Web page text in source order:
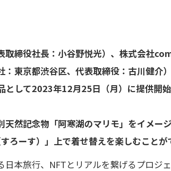
締役社長：小谷野悦光）、株式会社
東京都渋谷区、代表取締役：古川健介
して2023年12月25日（月）に提供開始
然記念物「阿寒湖のマリモ」をイメージ
ーす）」上で着せ替えを楽しむことが
本旅行、NFTとリアルを繋げるプロジ